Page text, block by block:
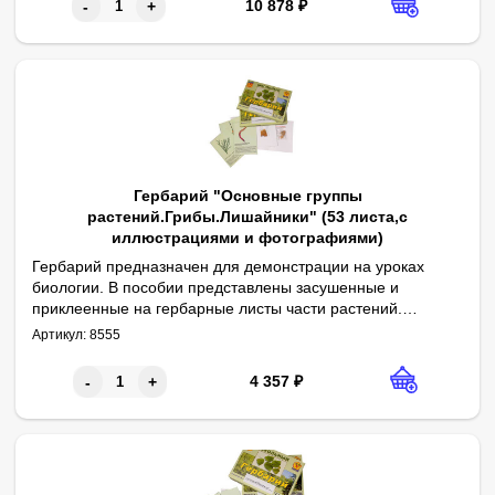
- + 10 878 ₽
Гербарий "Основные группы
растений.Грибы.Лишайники" (53 листа,с
иллюстрациями и фотографиями)
Гербарий предназначен для демонстрации на уроках
биологии. В пособии представлены засушенные и
приклеенные на гербарные листы части растений.
Аннотации на гербарных листах содержат видовое
его свойствах, территории распространения.
Перечень натуральных образцов: водоросль бурая,
Пособие дополнено 38 фотографиями, иллюстрирующими
Габаритные размеры в упаковке (дл.*шир.*выс.), см: 30,5*22*7.
Комплектность: гербарные листы – 17 шт., листы с
Артикул: 8555
- + 4 357 ₽